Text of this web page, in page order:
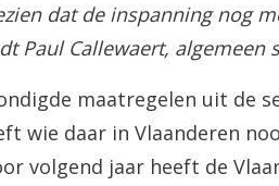
dat de inspanning nog
Paul Callewaert, algemeen
maatregelen uit de
wie daar in Vlaanderen
volgend jaar heeft de